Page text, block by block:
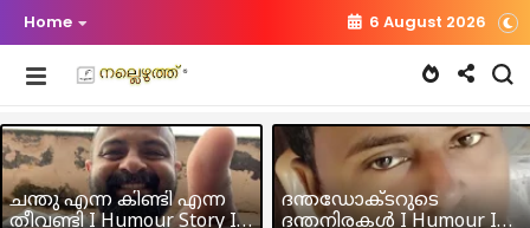
Home 6 August 2026
ചന്തു എന്ന കിണ്ടി എന്ന
തീവണ്ടി I Humour Story I
ദന്തഡോക്ടറുടെ
ദന്തനിരകൾ I Humour I